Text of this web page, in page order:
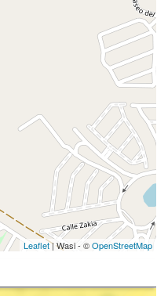
Leaflet| Wasi - ©OpenStreetMap